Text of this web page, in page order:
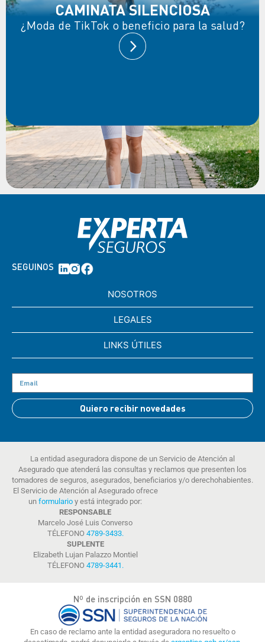
CAMINATA SILENCIOSA
¿Moda de TikTok o beneficio para la salud?
SEGUINOS
NOSOTROS
LEGALES
LINKS ÚTILES
Quiero recibir novedades
La entidad aseguradora dispone de un Servicio de Atención al
Asegurado que atenderá las consultas y reclamos que presenten los
tomadores de seguros, asegurados, beneficiarios y/o derechohabientes.
El Servicio de Atención al Asegurado ofrece
un formulario y está integrado por:
RESPONSABLE
Marcelo José Luis Converso
TÉLEFONO 4789-3433.
SUPLENTE
Elizabeth Lujan Palazzo Montiel
TÉLEFONO 4789-3441 .
Nº de inscripción en SSN 0880
En caso de reclamo ante la entidad aseguradora no resuelto o